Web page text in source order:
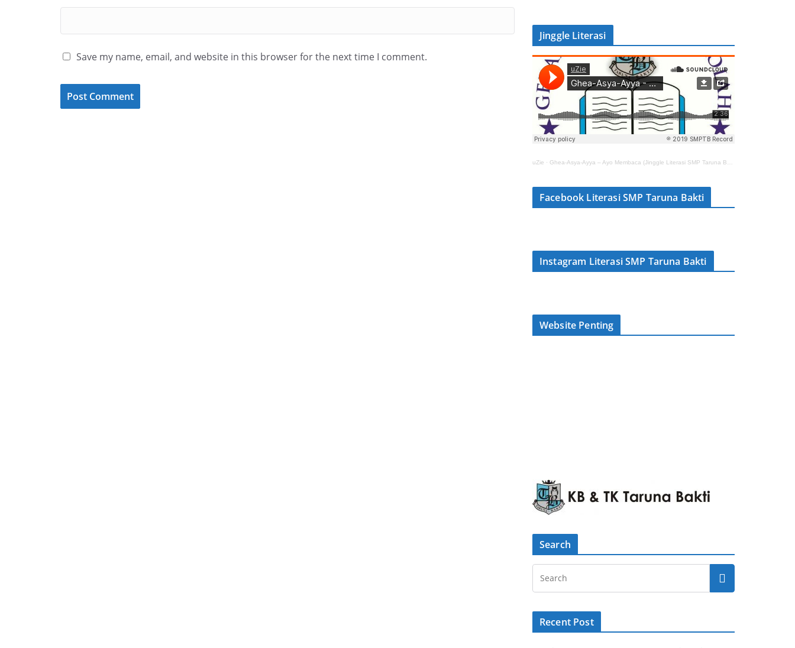
Save my name, email, and website in this browser for the next time I comment.
Jinggle Literasi
uZie · Ghea-Asya-Ayya – Ayo Membaca (Jinggle Literasi SMP Taruna Bakti)
Facebook Literasi SMP Taruna Bakti
Instagram Literasi SMP Taruna Bakti
Website Penting
Search
Recent Post